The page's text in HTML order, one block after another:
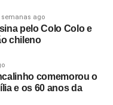
semanas ago
pelo Colo Colo e
chileno
comemorou o
e os 60 anos da